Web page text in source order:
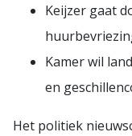
Keijzer gaat
Kamer wil
en
Het politiek